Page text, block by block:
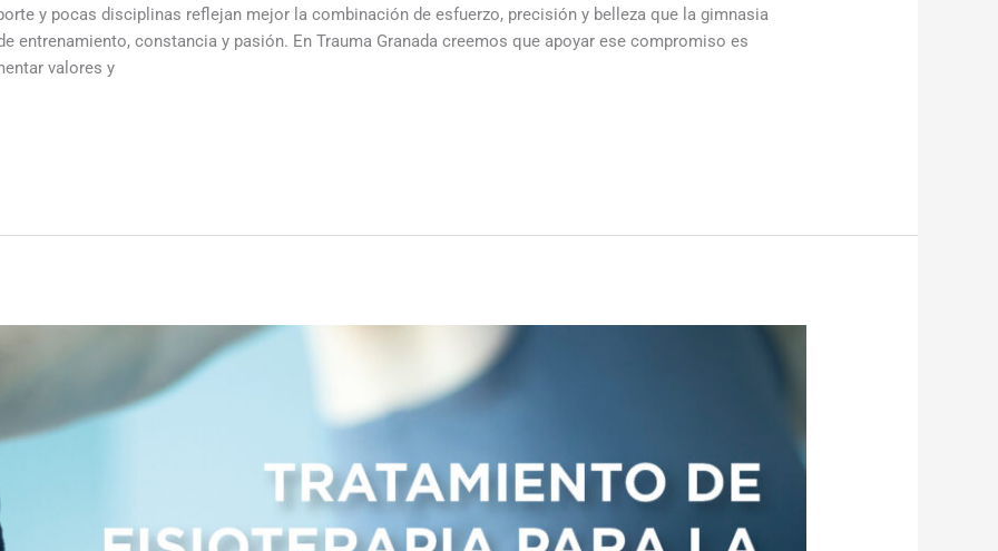
y pocas disciplinas reflejan mejor la combinación de esfuerzo, precisión y belleza que la gimnasia
entrenamiento, constancia y pasión. En Trauma Granada creemos que apoyar ese compromiso es
valores y